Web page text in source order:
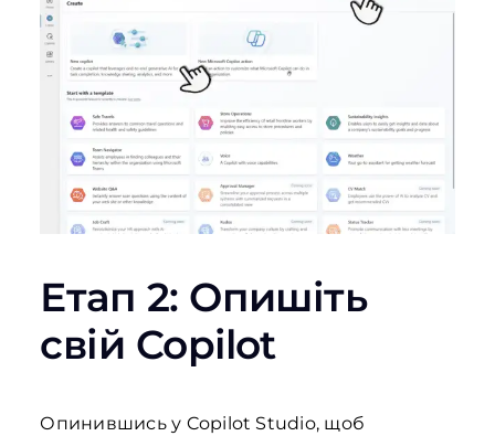
Етап 2: Опишіть
свій Copilot
Опинившись у Copilot Studio, щоб